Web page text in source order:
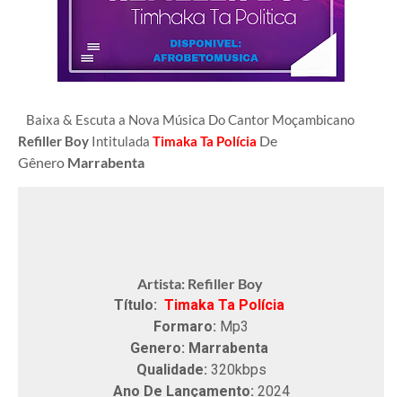
Baixa & Escuta a Nova Música Do Cantor Moçambicano
Refiller Boy Intitulada Timaka Ta Polícia De
Gênero Marrabenta
Artista: Refiller Boy
Título: Timaka Ta Polícia
Formaro: Mp3
Genero: Marrabenta
Qualidade: 320kbps
Ano De Lançamento: 2024